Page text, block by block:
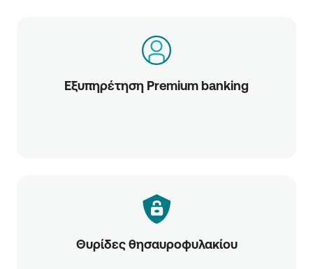
Εξυπηρέτηση Premium banking
Θυρίδες θησαυροφυλακίου